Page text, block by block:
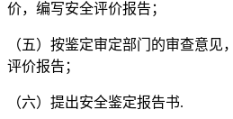
价，编写安全评价报告；
（五）按鉴定审定部门的审查意见
评价报告；
（六）提出安全鉴定报告书.